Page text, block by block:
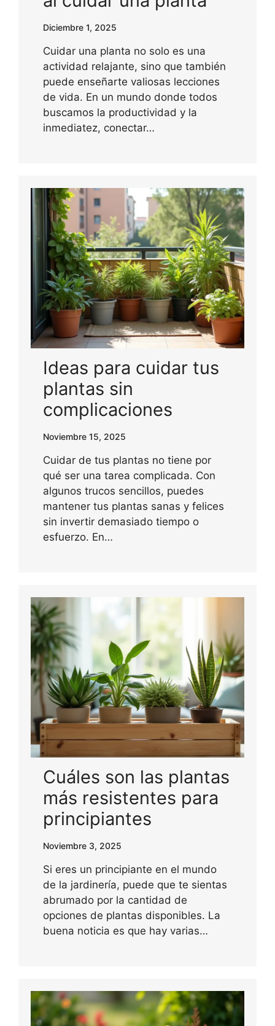
Diciembre 1, 2025
Cuidar una planta no solo es una
actividad relajante, sino que también
puede enseñarte valiosas lecciones
de vida. En un mundo donde todos
buscamos la productividad y la
inmediatez, conectar…
Ideas para cuidar tus
plantas sin
complicaciones
Noviembre 15, 2025
Cuidar de tus plantas no tiene por
qué ser una tarea complicada. Con
algunos trucos sencillos, puedes
mantener tus plantas sanas y felices
sin invertir demasiado tiempo o
esfuerzo. En…
Cuáles son las plantas
más resistentes para
principiantes
Noviembre 3, 2025
Si eres un principiante en el mundo
de la jardinería, puede que te sientas
abrumado por la cantidad de
opciones de plantas disponibles. La
buena noticia es que hay varias…